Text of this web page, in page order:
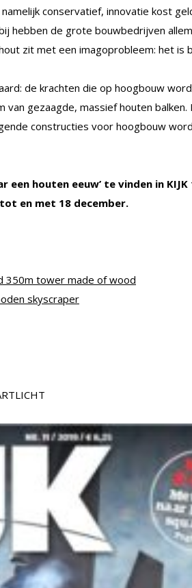
conservatief, innovatie kost
hebben de grote bouwbedrijven
zit met een imagoprobleem: het is
de krachten die op hoogbouw
gezaagde, massief houten balken.
constructies voor hoogbouw
houten eeuw’ te vinden in KIJK
en met 18 december.
350m tower made of wood
skyscraper